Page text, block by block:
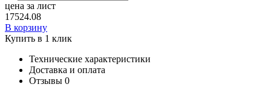
цена за лист
17524.08
В корзину
Купить в 1 клик
Технические характеристики
Доставка и оплата
Отзывы 0